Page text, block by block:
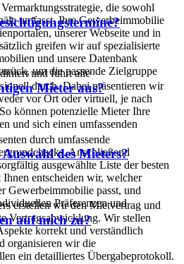
die sowohl
umfasst. Ihre Gewerbeimmobilie
unserer Webseite und in
greifen wir auf spezialisierte
und unsere Datenbank
um die passende Zielgruppe
und führt alle
durch. Dabei präsentieren wir
vor Ort oder virtuell, je nach
können potenzielle Mieter Ihre
und sich einen umfassenden
Mieter aus?
durch umfassende
Anschließend
ausgewählte Liste der besten
entscheiden wir, welcher
Gewerbeimmobilie passt, und
Präferenzen und
des Mieters?
erstellen wir den Mietvertrag und
Vertragsabwicklung. Wir stellen
korrekt und verständlich
organisieren wir die
ein detailliertes Übergabeprotokoll.
auf mich zu?